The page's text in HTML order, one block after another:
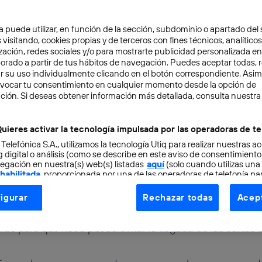
6 min
han llegado a
llegase volando a la puerta de tu casa? La evolución
para que nada pueda evitar la llegada de las cartas
puede utilizar, en función de la sección, subdominio o apartado del
visitando, cookies propias y de terceros con fines técnicos,
redes sociales y/o para mostrarte publicidad personalizada
a partir de tus hábitos de navegación. Puedes aceptar todas,
su uso individualmente clicando en el botón correspondiente.
tu consentimiento en cualquier momento desde la opción de
Si deseas obtener información más detallada, consulta nuestra
activar la tecnología impulsada por las operadoras de
S.A., utilizamos la tecnología Utiq para realizar nuestras
digital o análisis (como se describe en este aviso de
en nuestra(s) web(s) listadas aquí(solo cuando utilizas una
, proporcionada por una de las operadoras de telefonía
consentimiento en cada página web).
Utiq está diseñada con la privacidad como prioridad
tu dirección IP y otra información de la cuenta de cliente de
Rechazar todas